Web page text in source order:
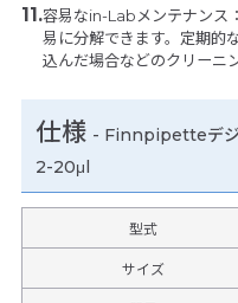
容易なin-Labメンテナンス
易に分解できます。定期的
込んだ場合などのクリーニ
仕様 - Finnpipetteデジ
2-20μl
型式
サイズ